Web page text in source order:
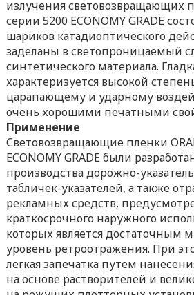
излучения световозвращающих
серии 5200 ECONOMY GRADE
шариков катадиоптического
заделаны в светопроницаемый
синтетического материала.
характеризуется высокой
царапающему и ударному
очень хорошими печатными
Применение
Световозвращающие пленки
ECONOMY GRADE были
производства дорожно-
табличек-указателей, а также
рекламных средств,
краткосрочного наружного
которых является достаточным
уровень ретроотражения. При
легкая запечатка путем
на основе растворителей и